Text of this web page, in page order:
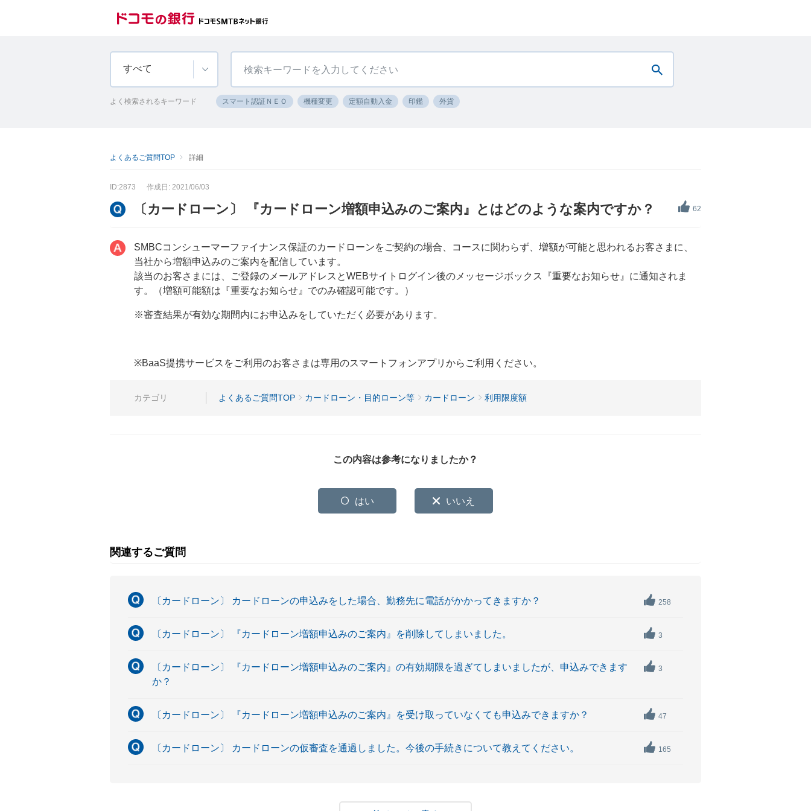
すべて
よく検索されるキーワード スマート認証ＮＥＯ 機種変更 定額自動入金 印鑑 外貨
よくあるご質問TOP 詳細
ID:2873 作成日: 2021/06/03
62
〔カードローン〕 『カードローン増額申込みのご案内』とはどのような案内ですか？
SMBCコンシューマーファイナンス保証のカードローンをご契約の場合、コースに関わらず、増額が可能と思われるお客さまに、
当社から増額申込みのご案内を配信しています。
該当のお客さまには、ご登録のメールアドレスとWEBサイトログイン後のメッセージボックス『重要なお知らせ』に通知されま
す。（増額可能額は『重要なお知らせ』でのみ確認可能です。）
※審査結果が有効な期間内にお申込みをしていただく必要があります。
※BaaS提携サービスをご利用のお客さまは専用のスマートフォンアプリからご利用ください。
カテゴリ よくあるご質問TOP カードローン・目的ローン等 カードローン 利用限度額
この内容は参考になりましたか？
はい いいえ
関連するご質問
〔カードローン〕 カードローンの申込みをした場合、勤務先に電話がかかってきますか？ 258
〔カードローン〕 『カードローン増額申込みのご案内』を削除してしまいました。 3
〔カードローン〕 『カードローン増額申込みのご案内』の有効期限を過ぎてしまいましたが、申込みできます
か？
3
〔カードローン〕 『カードローン増額申込みのご案内』を受け取っていなくても申込みできますか？ 47
〔カードローン〕 カードローンの仮審査を通過しました。今後の手続きについて教えてください。 165